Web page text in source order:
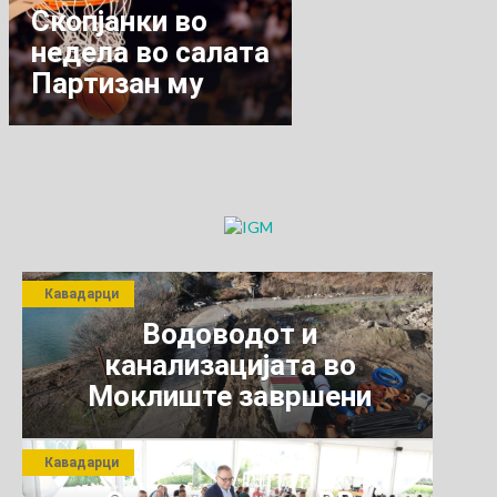
Скопјанки во
недела во салата
Партизан му
гостуваат на
Водоводот и
канализацијата во
Моклиште завршени
Кавадарци
Кавадарци